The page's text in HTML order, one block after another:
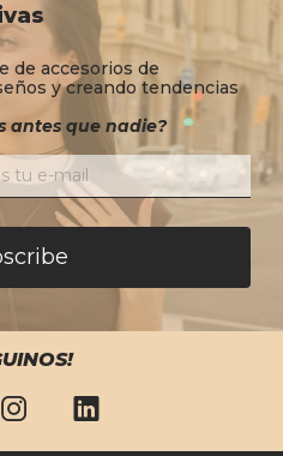
de accesorios de
y creando tendencias
antes que nadie?